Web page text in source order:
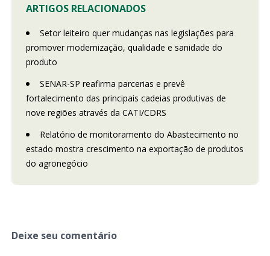
ARTIGOS RELACIONADOS
Setor leiteiro quer mudanças nas legislações para
promover modernização, qualidade e sanidade do
produto
SENAR-SP reafirma parcerias e prevê
fortalecimento das principais cadeias produtivas de
nove regiões através da CATI/CDRS
Relatório de monitoramento do Abastecimento no
estado mostra crescimento na exportação de produtos
do agronegócio
Deixe seu comentário